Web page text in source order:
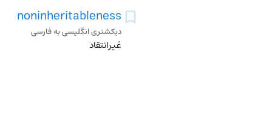
noninheritableness
دیکشنری انگلیسی به فارسی
غیرانتقاد